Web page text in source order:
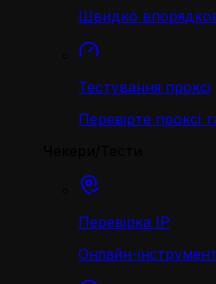
Швидко
Тестування проксі
Перевірте проксі
Перевірка IP
Онлайн-